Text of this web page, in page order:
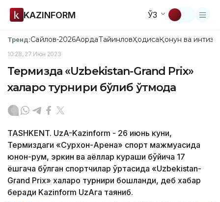
KAZINFORM ЎЗ
Тренд:Сайлов-2026АқордаТайинловҲодисаҚонун ва
10:28, 27 Июн 2023
Термизда «Uzbekistan-Grand Prix»
халқаро турнири бўлиб ўтмоқда
TASHKENT. UzA-Kazinform - 26 июнь куни,
Термиздаги «Сурхон-Арена» спорт мажмуасида
юнон-рум, эркин ва аёллар кураши бўйича 17
ёшгача бўлган спортчилар ўртасида «Uzbekistan-
Grand Prix» халқаро турнири бошланди, деб хабар
беради Kazinform UzAга таяниб.